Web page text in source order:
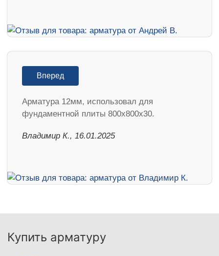
Вперед
Арматура 12мм, использовал для
фундаментной плиты 800х800х30.
Владимир К., 16.01.2025
Купить арматуру